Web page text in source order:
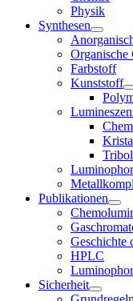
Physik
Synthesen
Organische
Farbstoff
Kunststoff
Luminophor
Publikationen
Geschichte
HPLC
Sicherheit